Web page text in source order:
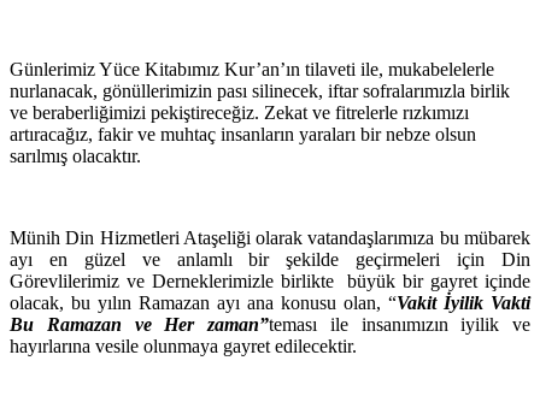
Günlerimiz Yüce Kitabımız Kur’an’ın tilaveti ile, mukabelelerle
nurlanacak, gönüllerimizin pası silinecek, iftar sofralarımızla birlik
ve beraberliğimizi pekiştireceğiz. Zekat ve fitrelerle rızkımızı
artıracağız, fakir ve muhtaç insanların yaraları bir nebze olsun
sarılmış olacaktır.
Münih Din Hizmetleri Ataşeliği olarak vatandaşlarımıza bu mübarek
ayı en güzel ve anlamlı bir şekilde geçirmeleri için Din
Görevlilerimiz ve Derneklerimizle birlikte
büyük bir gayret içinde
olacak, bu yılın Ramazan ayı ana konusu olan, “Vakit İyilik Vakti
Bu Ramazan ve Her zaman”teması ile insanımızın iyilik ve
hayırlarına vesile olunmaya gayret edilecektir.